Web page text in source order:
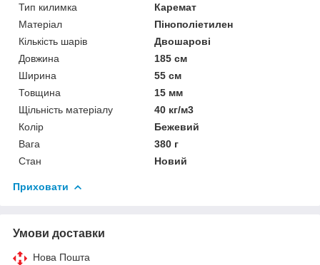
Тип килимка
Каремат
Матеріал
Пінополіетилен
Кількість шарів
Двошарові
Довжина
185 см
Ширина
55 см
Товщина
15 мм
Щільність матеріалу
40 кг/м3
Колір
Бежевий
Вага
380 г
Стан
Новий
Приховати
Умови доставки
Нова Пошта